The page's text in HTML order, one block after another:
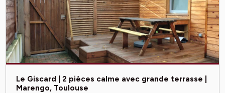
Le Giscard | 2 pièces calme avec grande terrasse |
Marengo, Toulouse